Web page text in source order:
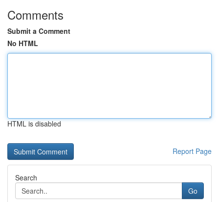
Comments
Submit a Comment
No HTML
HTML is disabled
Report Page
Search
Go